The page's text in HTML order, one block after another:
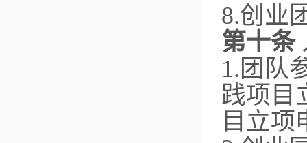
8.创业
第十条
1.团队
践项目
目立项